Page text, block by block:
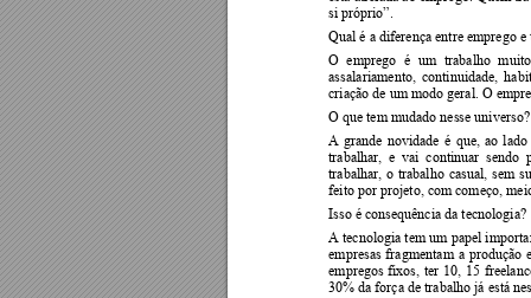
si próprio”.
Qual é a diferença entre emprego
O emprego é um trabalho mui
assalariamento, continuidade,
criação de um modo geral. O
O que tem mudado nesse
A grande novidade é que, ao lado
trabalhar, e  vai continuar  sendo
trabalhar, o trabalho casual, sem
feito por projeto, com começo,
Isso é consequência da
A tecnologia tem um papel im
empresas fragmentam a produção
empregos fixos, ter 10, 15
30% da força de trabalho já está